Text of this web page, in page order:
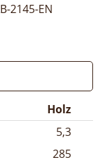
2145-EN
Holz
5,3
285